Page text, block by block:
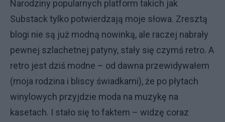
Narodziny popularnych platform takich jak
Substack tylko potwierdzają moje słowa. Zresztą
blogi nie są już modną nowinką, ale raczej nabrały
pewnej szlachetnej patyny, stały się czymś retro. A
retro jest dziś modne – od dawna przewidywałem
(moja rodzina i bliscy świadkami), że po płytach
winylowych przyjdzie moda na muzykę na
kasetach. I stało się to faktem – widzę coraz